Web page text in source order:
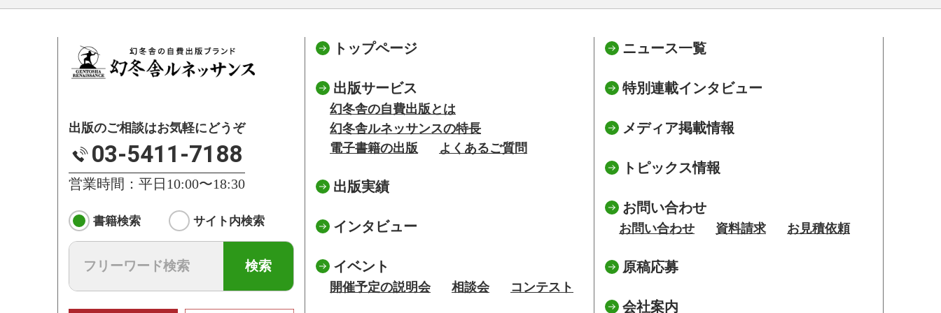
出版のご相談はお気軽にどうぞ
03-5411-7188
営業時間：平日10:00〜18:30
書籍検索 サイト内検索
検索
トップページ
出版サービス
幻冬舎の自費出版とは
幻冬舎ルネッサンスの特長
電子書籍の出版
よくあるご質問
出版実績
インタビュー
イベント
開催予定の説明会 相談会 コンテスト
ニュース一覧
特別連載インタビュー
メディア掲載情報
トピックス情報
お問い合わせ
お問い合わせ 資料請求 お見積依頼
原稿応募
会社案内